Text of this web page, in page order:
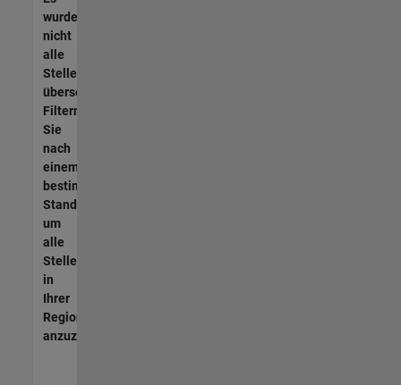
wurden
nicht
alle
Stellen
übersetzt.
Filtern
Sie
nach
einem
bestimmten
Standort,
um
alle
Stellenangebote
in
Ihrer
Region
anzuzeigen.